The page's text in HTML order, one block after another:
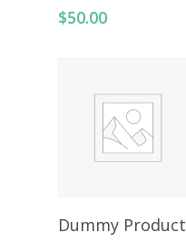
$50.00
Add To Cart
Dummy Product